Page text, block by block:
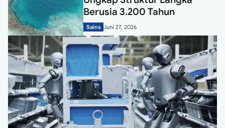
Berusia 3.200 Tahun
Sains Juni 27, 2026